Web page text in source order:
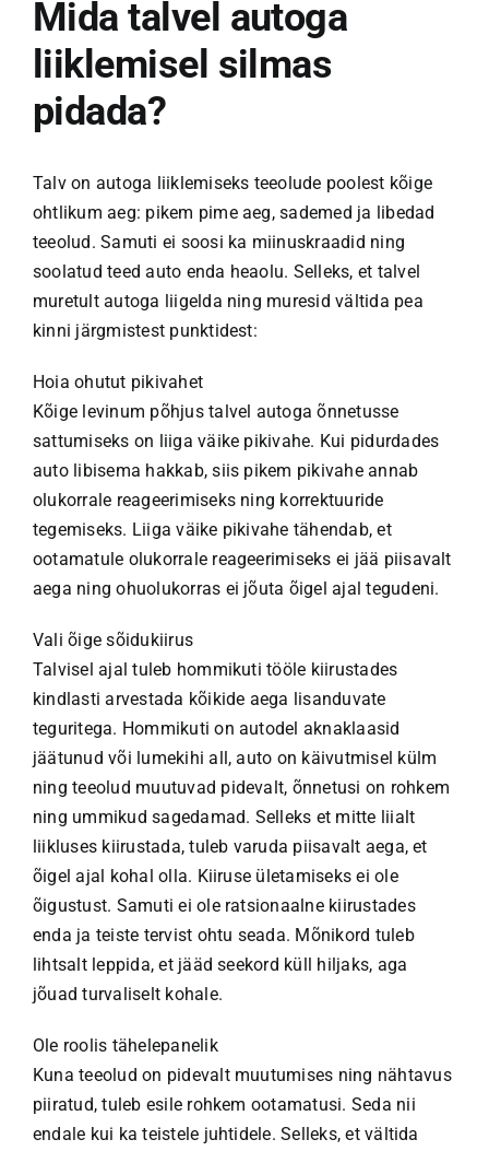
KONTAKT
Mida talvel autoga
liiklemisel silmas
pidada?
Talv on autoga liiklemiseks teeolude poolest kõige
ohtlikum aeg: pikem pime aeg, sademed ja libedad
teeolud. Samuti ei soosi ka miinuskraadid ning
soolatud teed auto enda heaolu. Selleks, et talvel
muretult autoga liigelda ning muresid vältida pea
kinni järgmistest punktidest:
Hoia ohutut pikivahet
Kõige levinum põhjus talvel autoga õnnetusse
sattumiseks on liiga väike pikivahe. Kui pidurdades
auto libisema hakkab, siis pikem pikivahe annab
olukorrale reageerimiseks ning korrektuuride
tegemiseks. Liiga väike pikivahe tähendab, et
ootamatule olukorrale reageerimiseks ei jää piisavalt
aega ning ohuolukorras ei jõuta õigel ajal tegudeni.
Vali õige sõidukiirus
Talvisel ajal tuleb hommikuti tööle kiirustades
kindlasti arvestada kõikide aega lisanduvate
teguritega. Hommikuti on autodel aknaklaasid
jäätunud või lumekihi all, auto on käivutmisel külm
ning teeolud muutuvad pidevalt, õnnetusi on rohkem
ning ummikud sagedamad. Selleks et mitte liialt
liikluses kiirustada, tuleb varuda piisavalt aega, et
õigel ajal kohal olla. Kiiruse ületamiseks ei ole
õigustust. Samuti ei ole ratsionaalne kiirustades
enda ja teiste tervist ohtu seada. Mõnikord tuleb
lihtsalt leppida, et jääd seekord küll hiljaks, aga
jõuad turvaliselt kohale.
Ole roolis tähelepanelik
Kuna teeolud on pidevalt muutumises ning nähtavus
piiratud, tuleb esile rohkem ootamatusi. Seda nii
endale kui ka teistele juhtidele. Selleks, et vältida